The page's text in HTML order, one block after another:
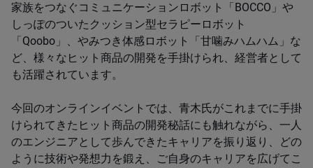
家族をつなぐコミュニケーションロボット「BOCCO」や
しっぽのついたクッション型セラピーロボット
「Qoobo」、やみつき体感ロボット「甘噛みハムハム」な
ど、様々なヒット商品の開発を手掛けられ、経営者として
も活躍されています。
今回のオンラインイベントでは、青木氏がこれまでに手掛
けられてきたヒット商品の開発秘話にも触れながら、一人
のエンジニアとして歩んできたキャリアを振り返り、どの
ように技術や発想力を鍛え、ご自身のキャリアを広げてこ